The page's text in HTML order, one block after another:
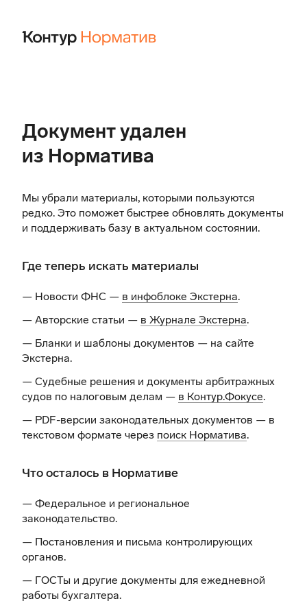
Документ удален
из Норматива
Мы убрали материалы, которыми пользуются
редко. Это поможет быстрее обновлять документы
и поддерживать базу в актуальном состоянии.
Где теперь искать материалы
— Новости ФНС — в инфоблоке Экстерна.
— Авторские статьи — в Журнале Экстерна.
— Бланки и шаблоны документов — на сайте
Экстерна.
— Судебные решения и документы арбитражных
судов по налоговым делам — в Контур.Фокусе.
— PDF-версии законодательных документов — в
текстовом формате через поиск Норматива.
Что осталось в Нормативе
— Федеральное и региональное
законодательство.
— Постановления и письма контролирующих
органов.
— ГОСТы и другие документы для ежедневной
работы бухгалтера.